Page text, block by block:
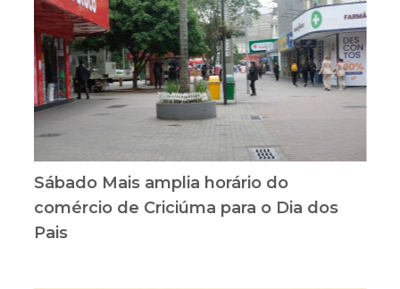
Sábado Mais amplia horário do
comércio de Criciúma para o Dia dos
Pais